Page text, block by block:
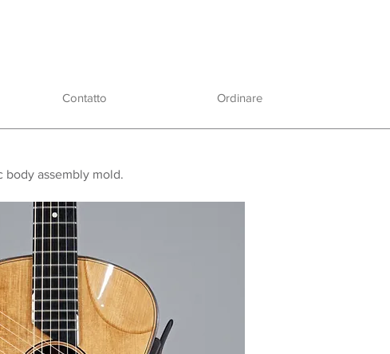
Contatto Ordinare
assembly mold.